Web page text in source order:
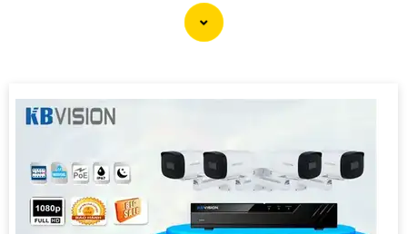
và giá cả phải chăng. Hiện tại, chúng tôi đang có chương trình khuyến
mãi đặc biệt, bạn có thể tận dụng để mua sản phẩm với chiết khấu
động,tự tin sẽ cung cấp cho bạn hệ thống giám sát an ninh hiệu quả.
dòng sản phẩm này cũng dễ dàng lắp đặt và sử dụng.
hãy liên hệ với chúng tôi để biết thêm thông tin chi tiết và được tư vấn
tốt nhất.
Xin cảm ơn và chúc bạn một ngày tốt lành!